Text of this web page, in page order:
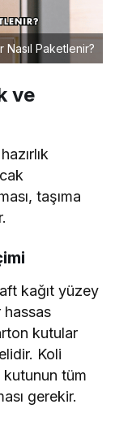
Nasıl Paketlenir?
ve
taşıma
kağıt yüzey
hassas
kutular
Koli
kutunun tüm
gerekir.